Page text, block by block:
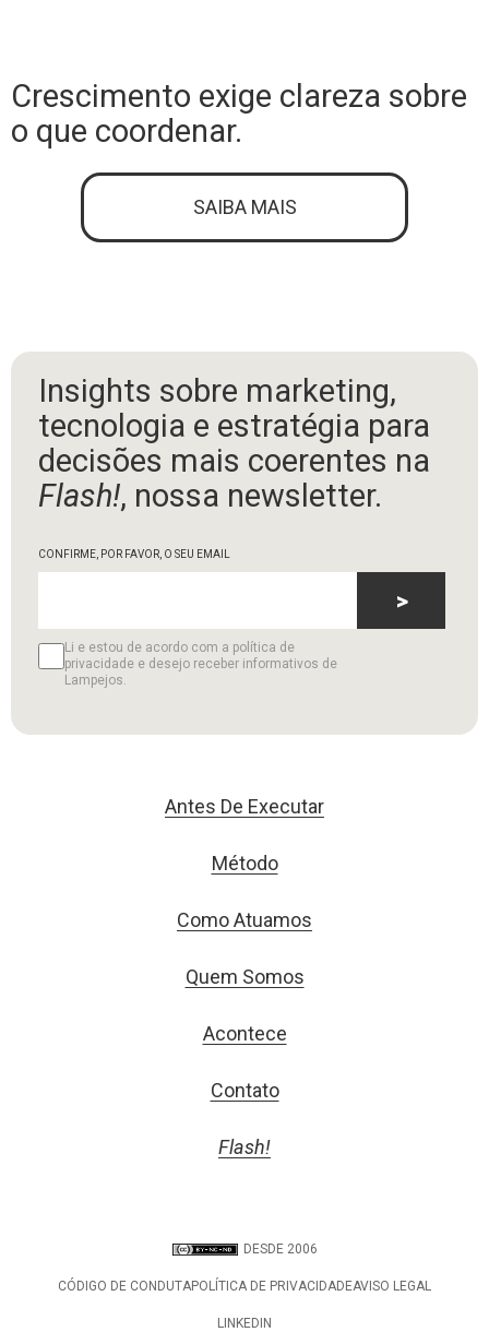
Crescimento exige clareza sobre
o que coordenar.
SAIBA MAIS
Insights sobre marketing,
tecnologia e estratégia para
decisões mais coerentes na
Flash!, nossa newsletter.
CONFIRME, POR FAVOR, O SEU EMAIL
Li e estou de acordo com a política de
privacidade e desejo receber informativos de
Lampejos.
>
Antes De Executar
Método
Como Atuamos
Quem Somos
Acontece
Contato
Flash!
DESDE 2006
CÓDIGO DE CONDUTAPOLÍTICA DE PRIVACIDADEAVISO LEGAL
LINKEDIN